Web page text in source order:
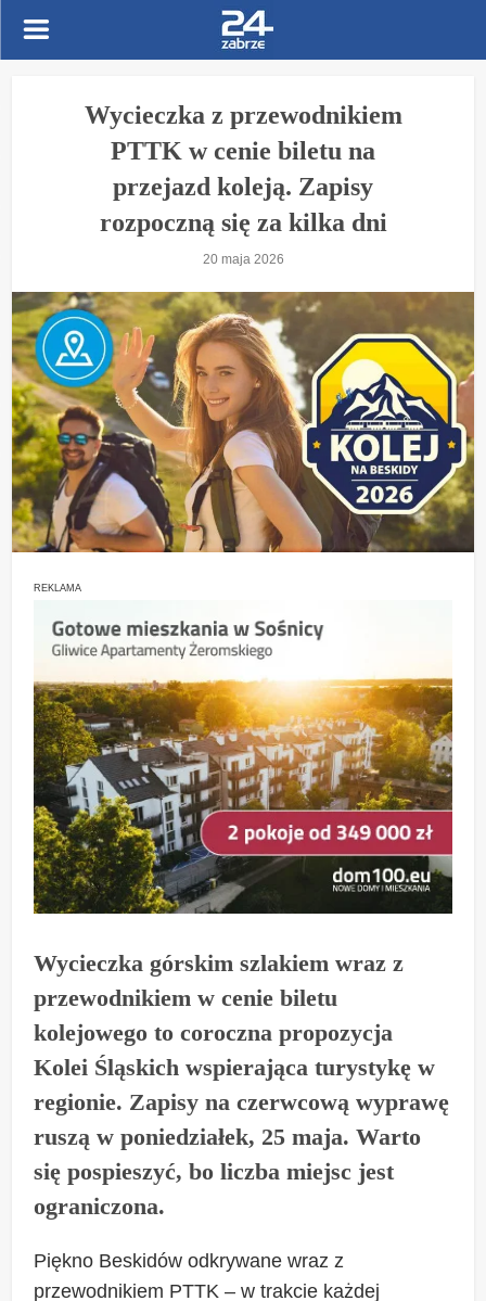
Wycieczka z przewodnikiem
PTTK w cenie biletu na
przejazd koleją. Zapisy
rozpoczną się za kilka dni
20 maja 2026
REKLAMA
Wycieczka górskim szlakiem wraz z
przewodnikiem w cenie biletu
kolejowego to coroczna propozycja
Kolei Śląskich wspierająca turystykę w
regionie. Zapisy na czerwcową wyprawę
ruszą w poniedziałek, 25 maja. Warto
się pospieszyć, bo liczba miejsc jest
ograniczona.
Piękno Beskidów odkrywane wraz z
przewodnikiem PTTK – w trakcie każdej